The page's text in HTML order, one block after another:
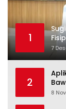
1
7
2
8